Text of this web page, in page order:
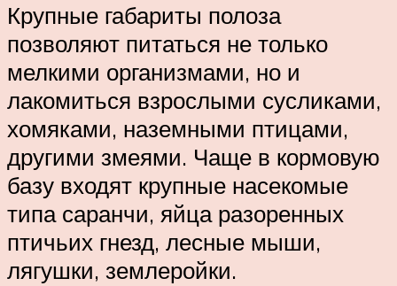
Крупные габариты полоза
позволяют питаться не только
мелкими организмами, но и
лакомиться взрослыми сусликами,
хомяками, наземными птицами,
другими змеями. Чаще в кормовую
базу входят крупные насекомые
типа саранчи, яйца разоренных
птичьих гнезд, лесные мыши,
лягушки, землеройки.